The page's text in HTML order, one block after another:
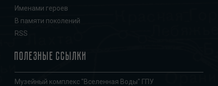
Именами героев
В памяти поколений
RSS
Полезные ссылки
Музейный комплекс "Вселенная Воды" ГПУ